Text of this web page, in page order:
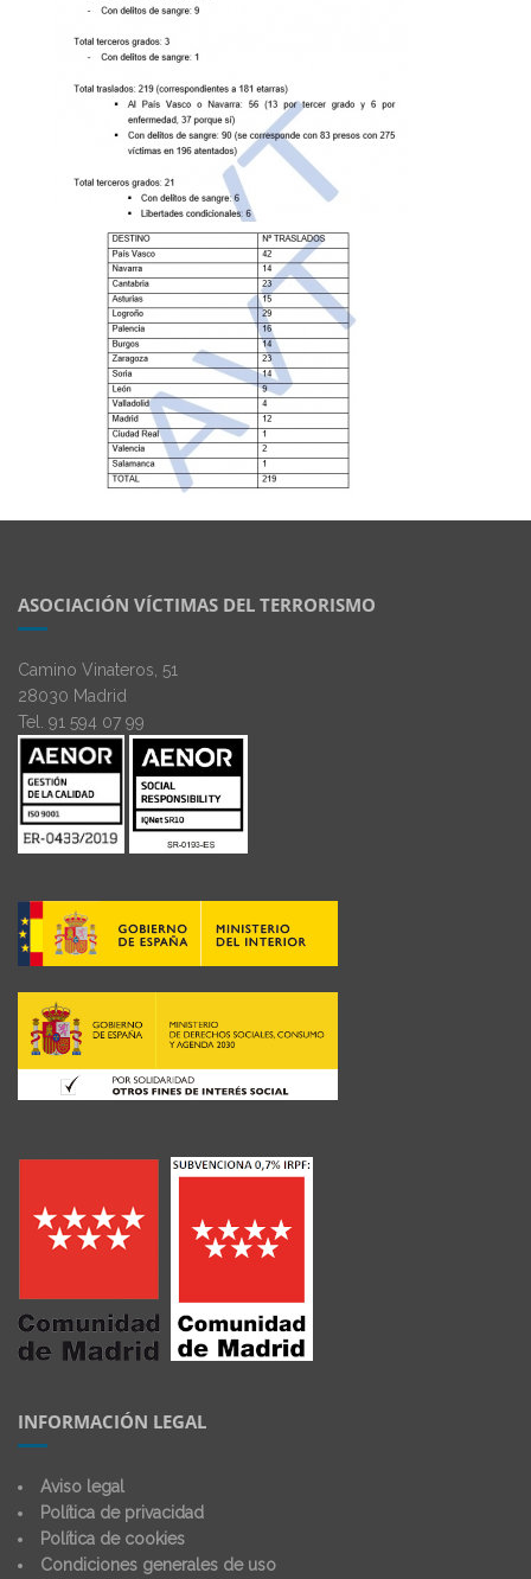
ASOCIACIÓN VÍCTIMAS DEL TERRORISMO
Camino Vinateros, 51
28030 Madrid
Tel. 91 594 07 99
INFORMACIÓN LEGAL
Aviso legal
Política de privacidad
Política de cookies
Condiciones generales de uso